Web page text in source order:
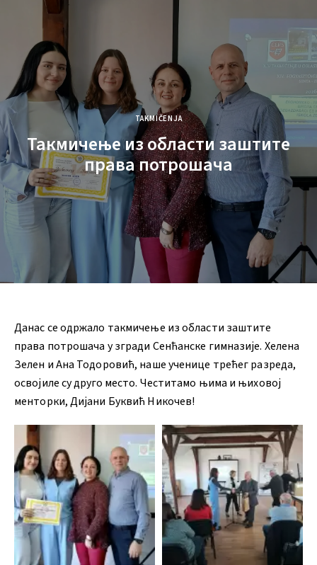
TAKMIČENJA
Такмичење из области заштите
права потрошача
Данас се одржало такмичење из области заштите
права потрошача у згради Сенћанске гимназије. Хелена
Зелен и Ана Тодоровић, наше ученице трећег разреда,
освојиле су друго место. Честитамо њима и њиховој
менторки, Дијани Буквић Никочев!